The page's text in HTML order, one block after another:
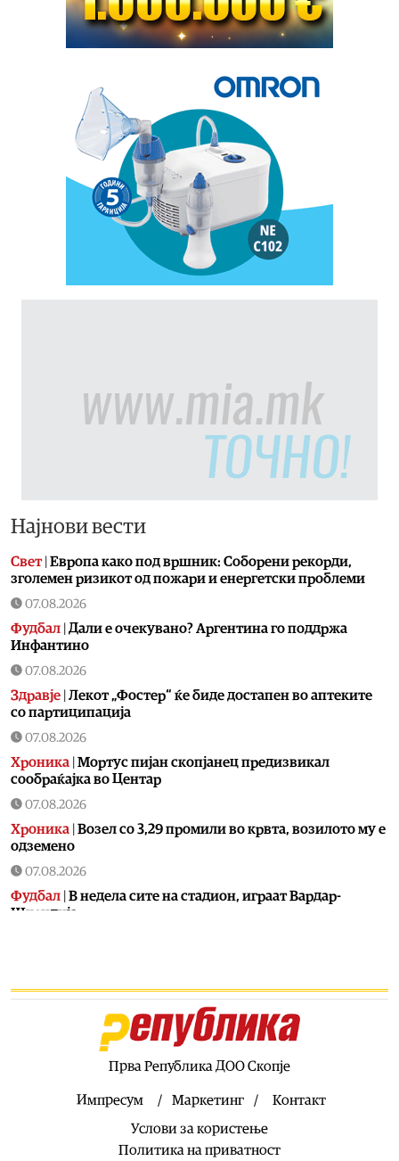
Најнови вести
Свет| Европа како под вршник: Соборени рекорди,
зголемен ризикот од пожари и енергетски проблеми
07.08.2026
Фудбал Дали е очекувано? Аргентина го поддржа
Инфантино
07.08.2026
Здравје Лекот „Фостер“ ќе биде достапен во аптеките
со партиципација
07.08.2026
Хроника Мортус пијан скопјанец предизвикал
сообраќајка во Центар
07.08.2026
Хроника Возел со 3,29 промили во крвта, возилото му е
одземено
07.08.2026
Фудбал В недела сите на стадион, играат Вардар-
Шкендија
07.08.2026
Голманот кој беше хит на СП конечно потпиша
еден е активен
Народниот правобранител оформи
Прва Република ДОО Скопје
Импресум Маркетинг
Контакт
Услови за користење
Политика на приватност